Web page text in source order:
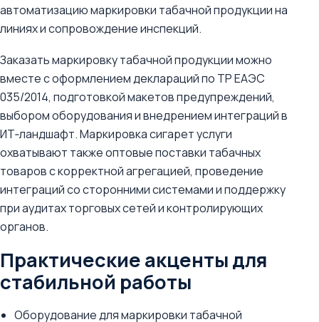
автоматизацию маркировки табачной продукции на
линиях и сопровождение инспекций.
Заказать маркировку табачной продукции можно
вместе с оформлением деклараций по ТР ЕАЭС
035/2014, подготовкой макетов предупреждений,
выбором оборудования и внедрением интеграций в
ИТ‑ландшафт. Маркировка сигарет услуги
охватывают также оптовые поставки табачных
товаров с корректной агрегацией, проведение
интеграций со сторонними системами и поддержку
при аудитах торговых сетей и контролирующих
органов.
Практические акценты для
стабильной работы
Оборудование для маркировки табачной